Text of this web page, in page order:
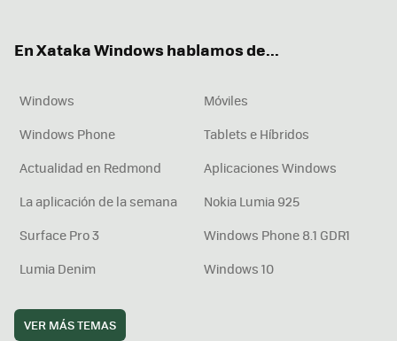
En Xataka Windows hablamos de...
Windows
Móviles
Windows Phone
Tablets e Híbridos
Actualidad en Redmond
Aplicaciones Windows
La aplicación de la semana
Nokia Lumia 925
Surface Pro 3
Windows Phone 8.1 GDR1
Lumia Denim
Windows 10
VER MÁS TEMAS